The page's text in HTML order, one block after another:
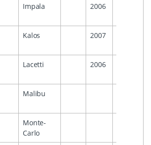
Impala 2006
Kalos 2007
Lacetti 2006
Malibu
Monte-
Carlo